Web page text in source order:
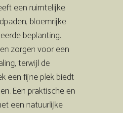
een ruimtelijke
bloemrijke
beplanting.
zorgen voor een
terwijl de
een fijne plek biedt
Een praktische en
een natuurlijke